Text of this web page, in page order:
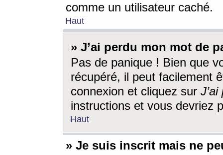
comme un utilisateur caché.
Haut
» J’ai perdu mon mot de
Pas de panique ! Bien que
récupéré, il peut facilement
connexion et cliquez sur
instructions et vous devriez
Haut
» Je suis inscrit mais ne